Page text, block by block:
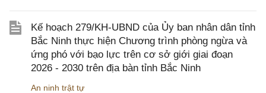
Kế hoạch 279/KH-UBND của Ủy ban nhân dân tỉnh
Bắc Ninh thực hiện Chương trình phòng ngừa và
ứng phó với bạo lực trên cơ sở giới giai đoạn
2026 - 2030 trên địa bàn tỉnh Bắc Ninh
An ninh trật tự